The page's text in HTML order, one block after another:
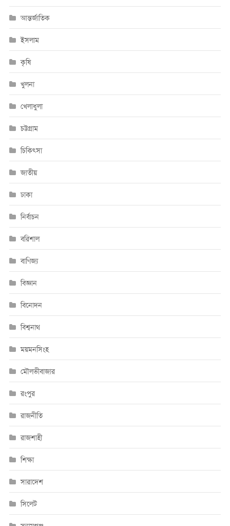
আন্তর্জাতিক
ইসলাম
কৃষি
খুলনা
খেলাধুলা
চট্টগ্রাম
চিকিৎসা
জাতীয়
ঢাকা
নির্বাচন
বরিশাল
বাণিজ্য
বিজ্ঞান
বিনোদন
বিশ্বনাথ
ময়মনসিংহ
মৌলভীবাজার
রংপুর
রাজনীতি
রাজশাহী
শিক্ষা
সারাদেশ
সিলেট